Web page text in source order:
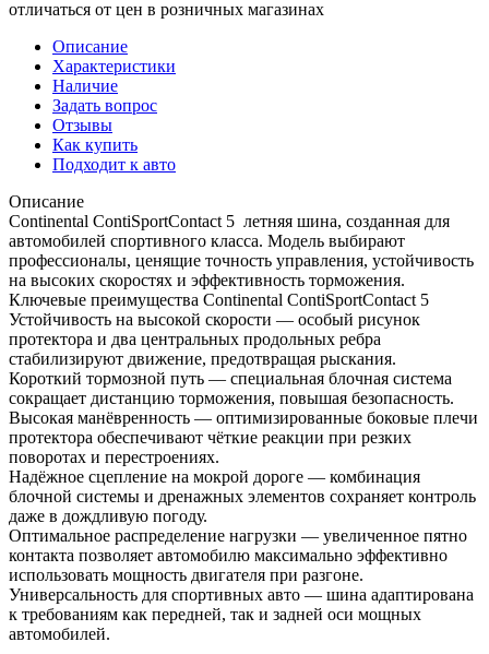
отличаться от цен в розничных магазинах
Описание
Характеристики
Наличие
Задать вопрос
Отзывы
Как купить
Подходит к авто
Описание
Continental ContiSportContact 5 летняя шина, созданная для
автомобилей спортивного класса. Модель выбирают
профессионалы, ценящие точность управления, устойчивость
на высоких скоростях и эффективность торможения.
Ключевые преимущества Continental ContiSportContact 5
Устойчивость на высокой скорости — особый рисунок
протектора и два центральных продольных ребра
стабилизируют движение, предотвращая рыскания.
Короткий тормозной путь — специальная блочная система
сокращает дистанцию торможения, повышая безопасность.
Высокая манёвренность — оптимизированные боковые плечи
протектора обеспечивают чёткие реакции при резких
поворотах и перестроениях.
Надёжное сцепление на мокрой дороге — комбинация
блочной системы и дренажных элементов сохраняет контроль
даже в дождливую погоду.
Оптимальное распределение нагрузки — увеличенное пятно
контакта позволяет автомобилю максимально эффективно
использовать мощность двигателя при разгоне.
Универсальность для спортивных авто — шина адаптирована
к требованиям как передней, так и задней оси мощных
автомобилей.